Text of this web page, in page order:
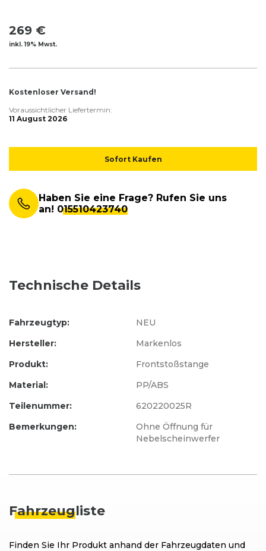
269 €
inkl. 19% Mwst.
Kostenloser Versand!
Voraussichtlicher Liefertermin:
11 August 2026
Sofort Kaufen
Haben Sie eine Frage? Rufen Sie uns
an! 015510423740
Technische Details
Hersteller:
Markenlos
Produkt:
Frontstoßstange
Fahrzeugtyp: NEU
Material:
PP/ABS
Teilenummer:
620220025R
Bemerkungen:
Ohne Öffnung für
Nebelscheinwerfer
Fahrzeugliste
Finden Sie Ihr Produkt anhand der Fahrzeugdaten und